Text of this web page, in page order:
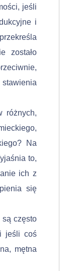
jeśli
i
zostało
róż­nych,
Na
to,
ich z
się
są często
jeśli coś
mętna